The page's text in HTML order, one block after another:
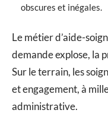
obscures et inégales.
Le métier d’aide-
demande explose, la
Sur le terrain, les
et engagement, à
administrative.